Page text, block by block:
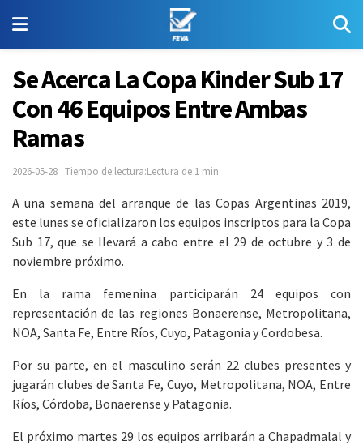
Se Acerca La Copa Kinder Sub 17
Con 46 Equipos Entre Ambas
Ramas
2026-05-28 Tiempo de lectura:Lectura de 1 min
A una semana del arranque de las Copas Argentinas 2019,
este lunes se oficializaron los equipos inscriptos para la Copa
Sub 17, que se llevará a cabo entre el 29 de octubre y 3 de
noviembre próximo.
En la rama femenina participarán 24 equipos con
representación de las regiones Bonaerense, Metropolitana,
NOA, Santa Fe, Entre Ríos, Cuyo, Patagonia y Cordobesa.
Por su parte, en el masculino serán 22 clubes presentes y
jugarán clubes de Santa Fe, Cuyo, Metropolitana, NOA, Entre
Ríos, Córdoba, Bonaerense y Patagonia.
El próximo martes 29 los equipos arribarán a Chapadmalal y